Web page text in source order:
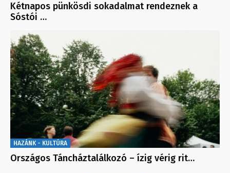
Kétnapos pünkösdi sokadalmat rendeznek a
Sóstói …
HAZÁNK - KULTÚRA
Országos Táncháztalálkozó – ízig vérig rit…